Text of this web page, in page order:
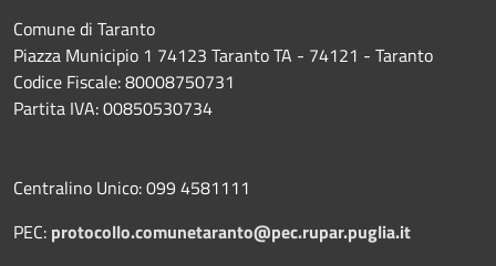
Comune di Taranto
Piazza Municipio 1 74123 Taranto TA - 74121 - Taranto
Codice Fiscale: 80008750731
Partita IVA: 00850530734
Centralino Unico: 099 4581111
PEC: protocollo.comunetaranto@pec.rupar.puglia.it